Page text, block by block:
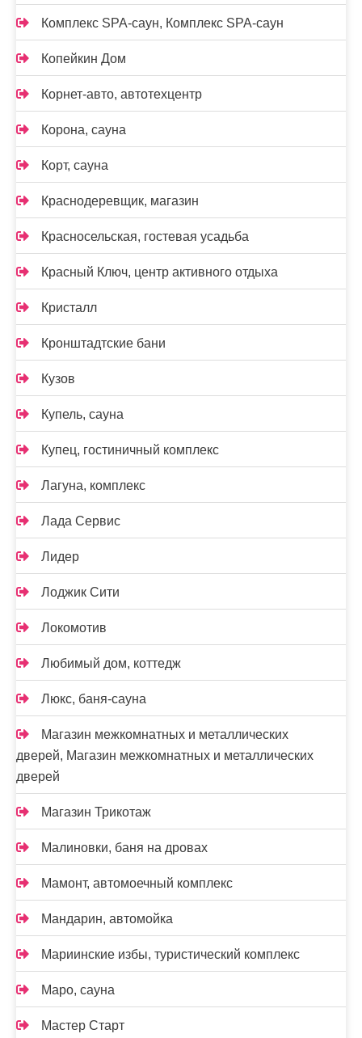
Комплекс SPA-саун, Комплекс SPA-саун
Копейкин Дом
Корнет-авто, автотехцентр
Корона, сауна
Корт, сауна
Краснодеревщик, магазин
Красносельская, гостевая усадьба
Красный Ключ, центр активного отдыха
Кристалл
Кронштадтские бани
Кузов
Купель, сауна
Купец, гостиничный комплекс
Лагуна, комплекс
Лада Сервис
Лидер
Лоджик Сити
Локомотив
Любимый дом, коттедж
Люкс, баня-сауна
Магазин межкомнатных и металлических
дверей, Магазин межкомнатных и металлических
дверей
Магазин Трикотаж
Малиновки, баня на дровах
Мамонт, автомоечный комплекс
Мандарин, автомойка
Мариинские избы, туристический комплекс
Маро, сауна
Мастер Старт